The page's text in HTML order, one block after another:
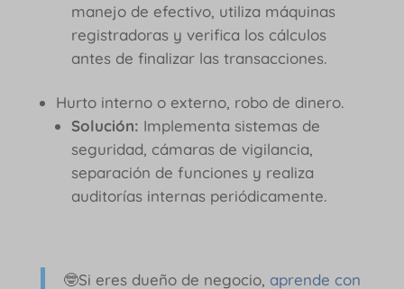
manejo de efectivo, utiliza máquinas
registradoras y verifica los cálculos
antes de finalizar las transacciones.
Hurto interno o externo, robo de dinero.
Solución: Implementa sistemas de
seguridad, cámaras de vigilancia,
separación de funciones y realiza
auditorías internas periódicamente.
🤓Si eres dueño de negocio, aprende con